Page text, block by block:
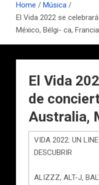
Home
Música
El Vida 2022 se
México, Bélgi- ca,
El Vida
de
Australia,
VIDA 2022: UN
DESCUBRIR
ALIZZZ, ALT-J,